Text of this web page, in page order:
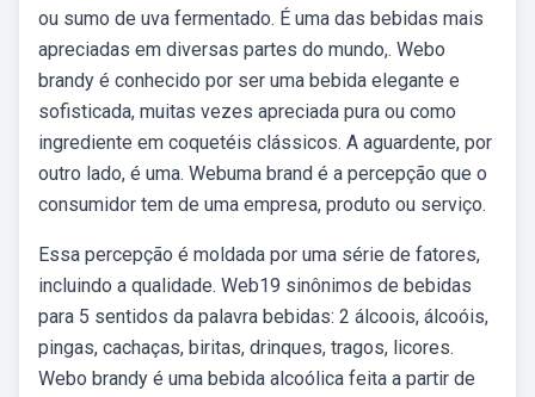
ou sumo de uva fermentado. É uma das bebidas mais
apreciadas em diversas partes do mundo,. Webo
brandy é conhecido por ser uma bebida elegante e
sofisticada, muitas vezes apreciada pura ou como
ingrediente em coquetéis clássicos. A aguardente, por
outro lado, é uma. Webuma brand é a percepção que o
consumidor tem de uma empresa, produto ou serviço.
Essa percepção é moldada por uma série de fatores,
incluindo a qualidade. Web19 sinônimos de bebidas
para 5 sentidos da palavra bebidas: 2 álcoois, álcoóis,
pingas, cachaças, biritas, drinques, tragos, licores.
Webo brandy é uma bebida alcoólica feita a partir de